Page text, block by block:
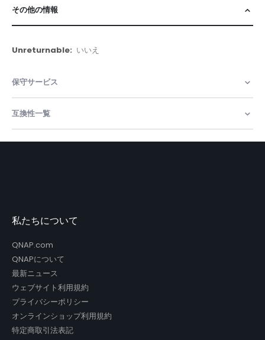
その他の情報
そ
の
情
報
いいえ
保守サービス
互換性一覧
私たちについて
QNAP.com
QNAPについて
最新ニュース
ウェブサイト利用規約
プライバシーポリシー
オンラインショップ利用規約
特定商取引法表記